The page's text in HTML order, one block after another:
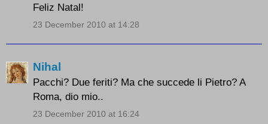
Feliz Natal!
23 December 2010 at 14:28
Nihal
Pacchi? Due feriti? Ma che succede li Pietro? A
Roma, dio mio..
23 December 2010 at 16:24